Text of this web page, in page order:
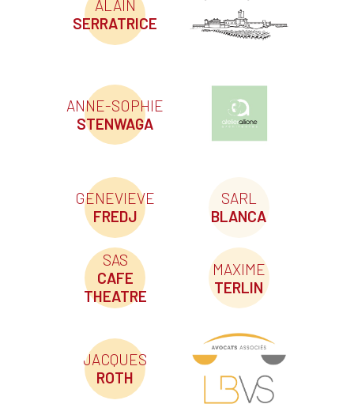
ALAIN
SERRATRICE
ANNE-SOPHIE
STENWAGA
GENEVIEVE
FREDJ
SARL
BLANCA
SAS
CAFE
THEATRE
MAXIME
TERLIN
JACQUES
ROTH